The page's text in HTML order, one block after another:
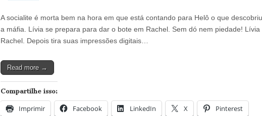
Jorge:
Rachel
A socialite é morta bem na hora em que está contando para Helô o que
a máfia. Lívia se prepara para dar o bote em Rachel. Sem dó nem piedade! Lívia
Rachel. Depois tira suas impressões digitais…
Read more →
Compartilhe isso:
Imprimir Facebook LinkedIn X Pinterest